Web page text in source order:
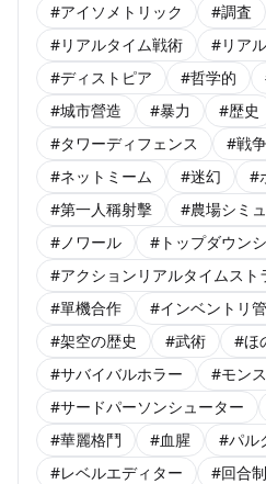
#アイソメトリック
#調査
#リアルタイム戦術
#リア
#ディストピア
#哲学的
#城市營造
#暴力 #歴史
#タワーディフェンス
#戦争
#ネットミーム
#迷幻
#
#第一人稱射擊
#農場シミ
#ノワール
#トップダウン
#アクションリアルタイムスト
#單機合作
#インベントリ
#架空の歴史
#武術
#ほ
#サバイバルホラー
#モン
#サードパーソンシューター
#華麗格鬥
#血腥
#パル
#レベルエディター
#回合制